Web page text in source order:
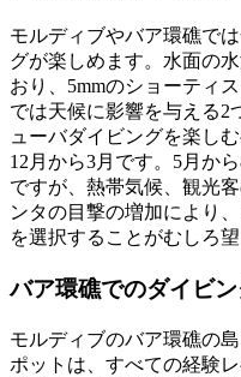
モルディブやバア環礁で
グが楽しめます。水面の
おり、5mmのショーティ
では天候に影響を与える2
ューバダイビングを楽し
12月から3月です。5月か
ですが、熱帯気候、観光
ンタの目撃の増加により
を選択することがむしろ
バア環礁でのダイビ
モルディブのバア環礁の
ポットは、すべての経験